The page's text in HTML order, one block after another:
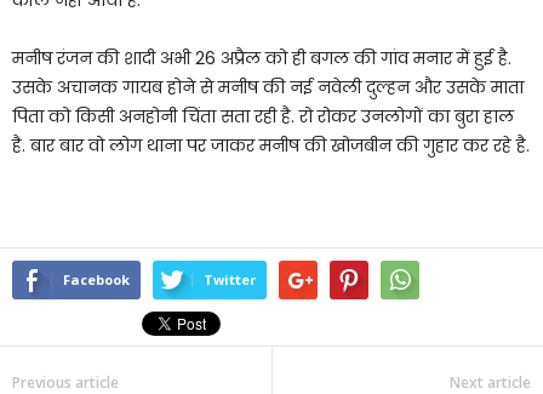
मनीष रंजन की शादी अभी 26 अप्रैल को ही बगल की गांव मनार में हुई है.
उसके अचानक गायब होने से मनीष की नई नवेली दुल्हन और उसके माता
पिता को किसी अनहोनी चिंता सता रही है. रो रोकर उनलोगों का बुरा हाल
है. बार बार वो लोग थाना पर जाकर मनीष की खोजबीन की गुहार कर रहे है.
Facebook Twitter
Previous article Next article